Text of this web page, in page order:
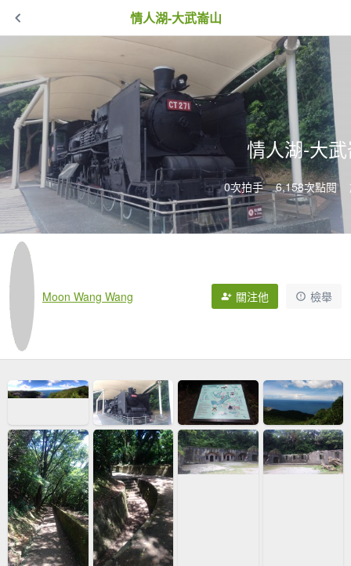
情人湖-大武崙山
情人湖-大
0次拍手 6,158次點閱
Moon Wang Wang 關注他 檢舉